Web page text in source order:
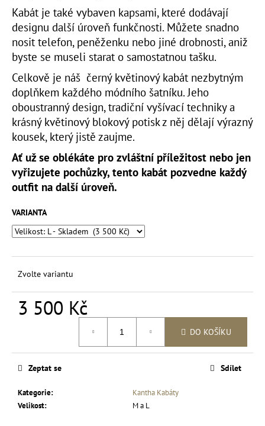
Kabát je také vybaven kapsami, které dodávají
designu další úroveň funkčnosti. Můžete snadno
nosit telefon, peněženku nebo jiné drobnosti, aniž
byste se museli starat o samostatnou tašku.
Celkově je náš černý květinový kabát nezbytným
doplňkem každého módního šatníku. Jeho
oboustranný design, tradiční vyšívací techniky a
krásný květinový blokový potisk z něj dělají výrazný
kousek, který jistě zaujme.
Ať už se oblékáte pro zvláštní příležitost nebo jen
vyřizujete pochůzky, tento kabát pozvedne každý
outfit na další úroveň.
VARIANTA
Zvolte variantu
3 500 Kč
DO KOŠÍKU
Kategorie:
Kantha Kabáty
Velikost: M a L
Zeptat se Sdílet